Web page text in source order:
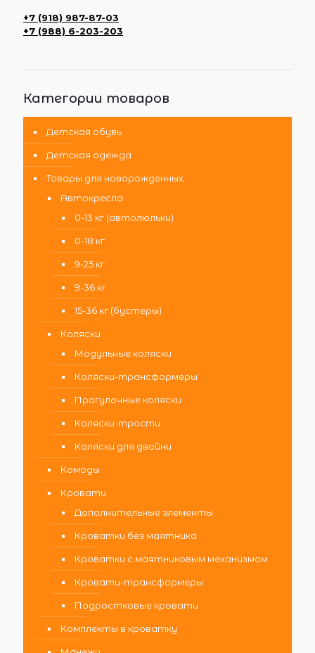
+7 (918) 987-87-03
+7 (988) 6-203-203
Категории товаров
Детская обувь
Детская одежда
Товары для новорожденных
Автокресла
0-13 кг (автолюльки)
0-18 кг
9-25 кг
9-36 кг
15-36 кг (бустеры)
Коляски
Модульные коляски
Коляски-трансформеры
Прогулочные коляски
Коляски-трости
Коляски для двойни
Комоды
Кровати
Дополнительные элементы
Кроватки без маятника
Кроватки с маятниковым механизмом
Кровати-трансформеры
Подростковые кровати
Комплекты в кроватку